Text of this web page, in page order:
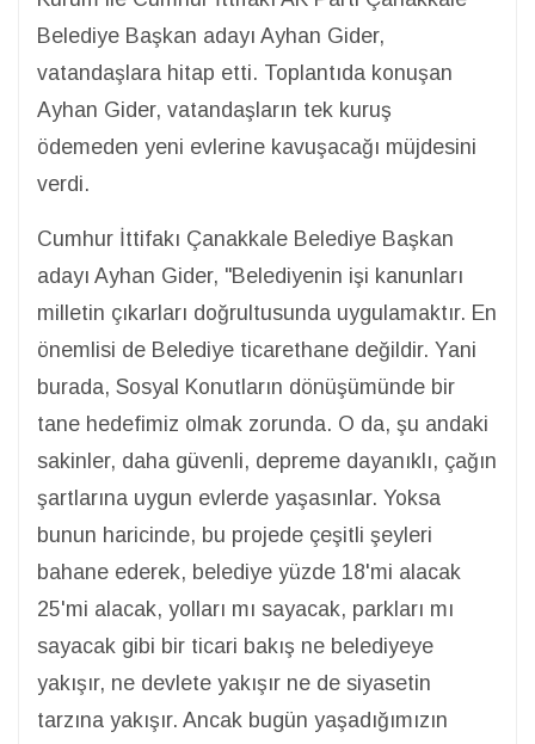
Belediye Başkan adayı Ayhan Gider,
vatandaşlara hitap etti. Toplantıda konuşan
Ayhan Gider, vatandaşların tek kuruş
ödemeden yeni evlerine kavuşacağı müjdesini
verdi.
Cumhur İttifakı Çanakkale Belediye Başkan
adayı Ayhan Gider, "Belediyenin işi kanunları
milletin çıkarları doğrultusunda uygulamaktır. En
önemlisi de Belediye ticarethane değildir. Yani
burada, Sosyal Konutların dönüşümünde bir
tane hedefimiz olmak zorunda. O da, şu andaki
sakinler, daha güvenli, depreme dayanıklı, çağın
şartlarına uygun evlerde yaşasınlar. Yoksa
bunun haricinde, bu projede çeşitli şeyleri
bahane ederek, belediye yüzde 18'mi alacak
25'mi alacak, yolları mı sayacak, parkları mı
sayacak gibi bir ticari bakış ne belediyeye
yakışır, ne devlete yakışır ne de siyasetin
tarzına yakışır. Ancak bugün yaşadığımızın